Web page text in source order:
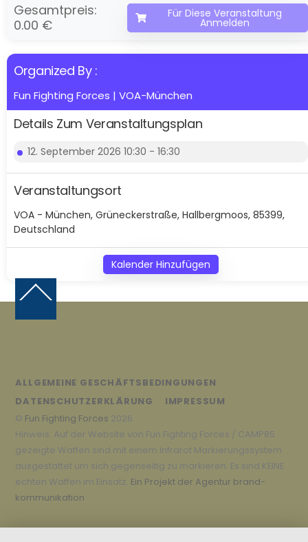
Gesamtpreis:
0.00 €
Für Diese Veranstaltung
Anmelden
Organized By :
Fun Fighting Forces | VOA-München
Details Zum Veranstaltungsplan
12. September 2026 10:30 - 16:30
Veranstaltungsort
VOA - München, Grüneckerstraße, Hallbergmoos, 85399,
Deutschland
Kalender Hinzufügen
Back
Top
ALLGEMEINE GESCHÄFTSBEDINGUNGEN
DATENSCHUTZERKLÄRUNG
IMPRESSUM
© Fun Fighting Forces 2026
Hinweis: Auf der Website von Fun Fighting Forces / CAMP85
gezeigte Waffen sind mit einem Infrarot Markierungssystem
ausgestattet um sich gegenseitig zu markieren. Es sind KEINE
echten Waffen im Einsatz. Ein Projekt der Agentur brand-
kommunikation